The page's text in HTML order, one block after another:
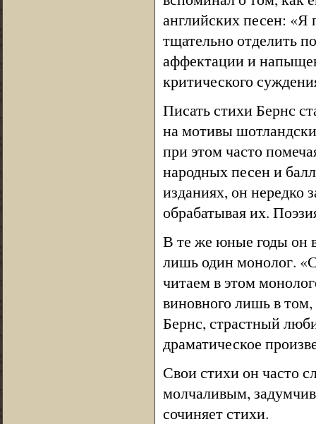
английских песен: «Я
тщательно отделить
аффектации и
критического
Писать стихи Бернс
на мотивы
при этом часто
народных песен и
изданиях, он нередко
обрабатывая их.
В те же юные годы он
лишь один монолог.
читаем в этом
виновного лишь в
Бернс, страстный
драматическое
Свои стихи он часто
молчаливым,
сочиняет стихи.